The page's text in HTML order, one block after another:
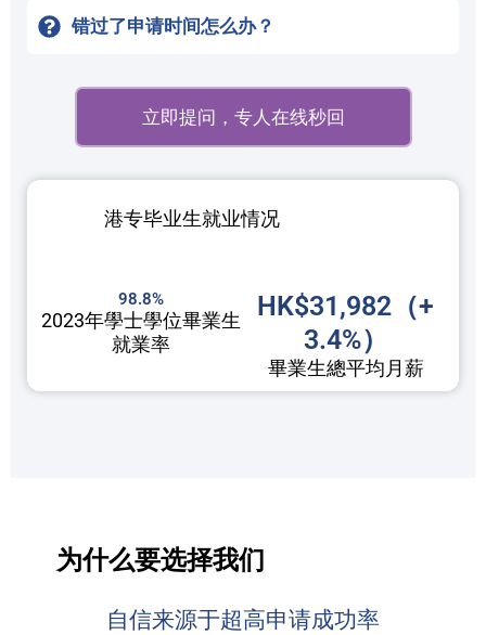
错过了申请时间怎么办？
立即提问，专人在线秒回
港专毕业生就业情况
98.8%
2023年學士學位畢業生
就業率
HK$31,982（+
3.4%）
畢業生總平均月薪
为什么要选择我们
自信来源于超高申请成功率